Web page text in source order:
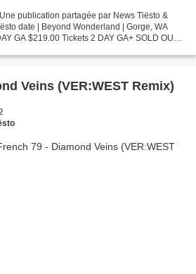
publication partagée par News Tiësto &
date | Beyond Wonderland | Gorge, WA
GA $219.00 Tickets 2 DAY GA+ SOLD OUT
Veins (VER:WEST Remix)